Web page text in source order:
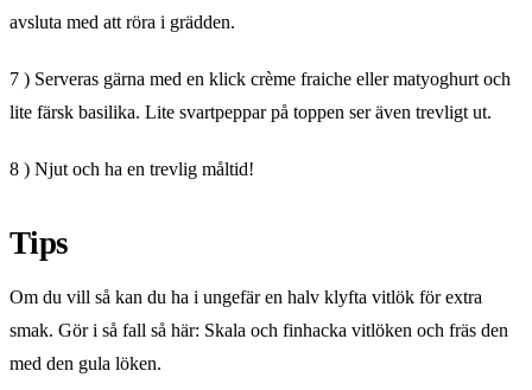
avsluta med att röra i grädden.
7 ) Serveras gärna med en klick crème fraiche eller matyoghurt och
lite färsk basilika. Lite svartpeppar på toppen ser även trevligt ut.
8 ) Njut och ha en trevlig måltid!
Tips
Om du vill så kan du ha i ungefär en halv klyfta vitlök för extra
smak. Gör i så fall så här: Skala och finhacka vitlöken och fräs den
med den gula löken.